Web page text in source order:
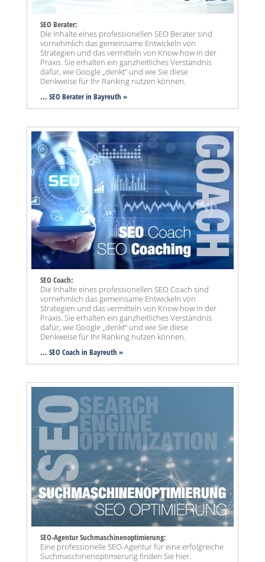
SEO Berater:
Die Inhalte eines professionellen SEO Berater sind
vornehmlich das gemeinsame Entwickeln von
Strategien und das vermitteln von Know-how in der
Praxis. Sie erhalten ein ganzheitliches Verständnis
dafür, wie Google „denkt“ und wie Sie diese
Denkweise für Ihr Ranking nutzen können.
... SEO Berater in Bayreuth »
SEO Coach:
Die Inhalte eines professionellen SEO Coach sind
vornehmlich das gemeinsame Entwickeln von
Strategien und das vermitteln von Know-how in der
Praxis. Sie erhalten ein ganzheitliches Verständnis
dafür, wie Google „denkt“ und wie Sie diese
Denkweise für Ihr Ranking nutzen können.
... SEO Coach in Bayreuth »
SEO-Agentur Suchmaschinenoptimierung:
Eine professionelle SEO-Agentur für eine erfolgreiche
Suchmaschinenoptimierung finden Sie hier.